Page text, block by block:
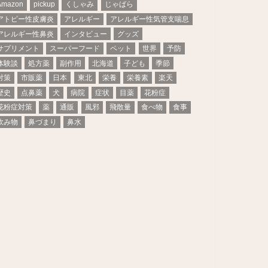
pickup くしゃみ
じゃばら
トピー性皮膚炎
アレルギー
アレルギー性気管支喘息
レルギー性鼻炎
インタビュー
グッズ
プリメント
スーパーフード ペット 世界
予防
験談
処方薬 副作用 北海道 子ども
季節
策
市販薬 日本 東北 栄養 栄養素
楽天
史
点鼻薬 犬 病院 症状 目薬
花粉症
粉症対策
薬 通販 風邪 飛散量 食べ物
食事
み物
鼻づまり 鼻水